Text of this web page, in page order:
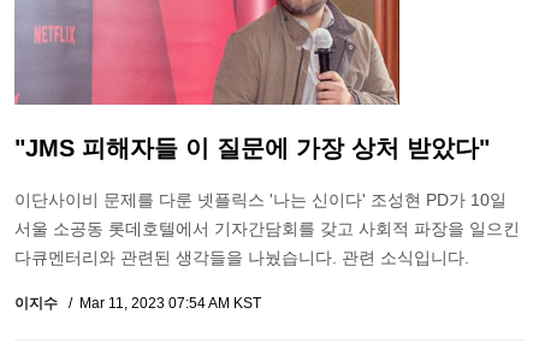
"JMS 피해자들 이 질문에 가장 상처 받았다"
이단사이비 문제를 다룬 넷플릭스 '나는 신이다' 조성현 PD가 10일
서울 소공동 롯데호텔에서 기자간담회를 갖고 사회적 파장을 일으킨
다큐멘터리와 관련된 생각들을 나눴습니다. 관련 소식입니다.
이지수 Mar 11, 2023 07:54 AM KST